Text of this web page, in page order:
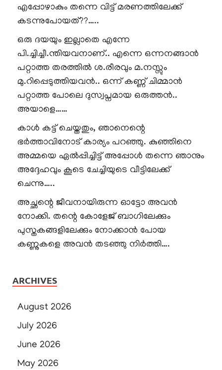
എപ്പോഴാകും തന്നെ വിട്ട് മരണത്തിലേക്ക്
കടന്നുപോയത്??…..
ഒരു ദയയും ഇല്ലാതെ എന്നേ
പി.ച്ചിച്ചീ.ന്തിയവനാണ്.. എന്നെ ഒന്നനങ്ങാൻ
പറ്റാത്ത തരത്തിൽ ശ.രീരവും മ.നസ്സും
മു.റിപ്പെടുത്തിയവൻ.. ഒന്ന് കണ്ണ് ചിമ്മാൻ
പറ്റാത്ത പോലെ ദുസ്വപ്നമായ ഒരുത്തൻ..
അയാളെ……
കാൾ കട്ട് ചെയ്തതും, ഞാനെന്റെ
ഭർത്താവിനോട് കാര്യം പറഞ്ഞു. കുഞ്ഞിനെ
അമ്മയെ ഏൽപ്പിച്ചിട്ട് അപ്പോൾ തന്നെ ഞാനും
അദ്ദേഹവും കൂടെ ചേച്ചിയുടെ വീട്ടിലേക്ക്
ചെന്നു…..
അച്ഛന്റെ ജീവനായിരുന്ന ഓട്ടോ അവൻ
നോക്കി. തന്റെ കോളേജ് ബാഗിലേക്കും
പുസ്തകങ്ങളിലേക്കും നോക്കാൻ പോയ
കണ്ണുകളെ അവൻ തടഞ്ഞു നിർത്തി….
ARCHIVES
August 2026
July 2026
June 2026
May 2026